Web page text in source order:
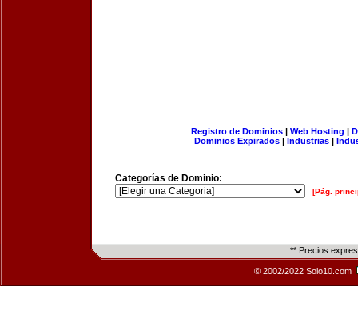
Registro de Dominios| Web Hosting |
Dominios Expirados | Industrias |
Categorías de Dominio:
[Pág.
** Precios
© 2002/2022 Solo10.com